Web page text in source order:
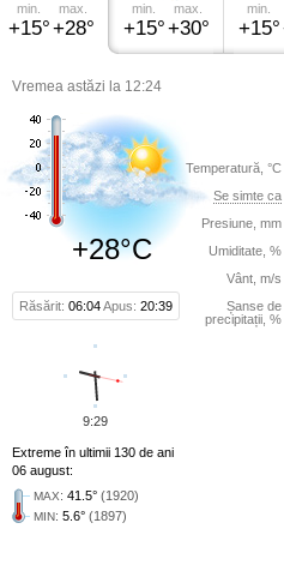
min.
+15°
max.
+28°
min.
+15°
max.
+30°
min.
+15°
Vremea astăzi la 12:24
+28°C
Răsărit: 06:04Apus: 20:39
Temperatură, °C
Se simte ca
Presiune, mm
Umiditate, %
Vânt, m/s
Șanse de
precipitații, %
Extreme în ultimii 130 de ani
06 august:
MAX: 41.5° (1920)
MIN: 5.6° (1897)
9:29